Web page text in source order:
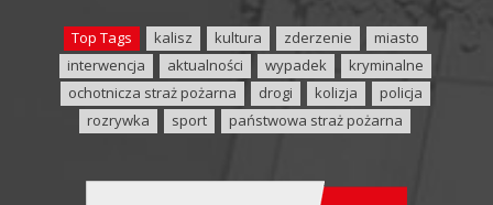
Top Tags kalisz kultura zderzenie
miasto
interwencja
aktualności wypadek
kryminalne
ochotnicza straż pożarna
drogi kolizja
policja
rozrywka
sport państwowa straż pożarna